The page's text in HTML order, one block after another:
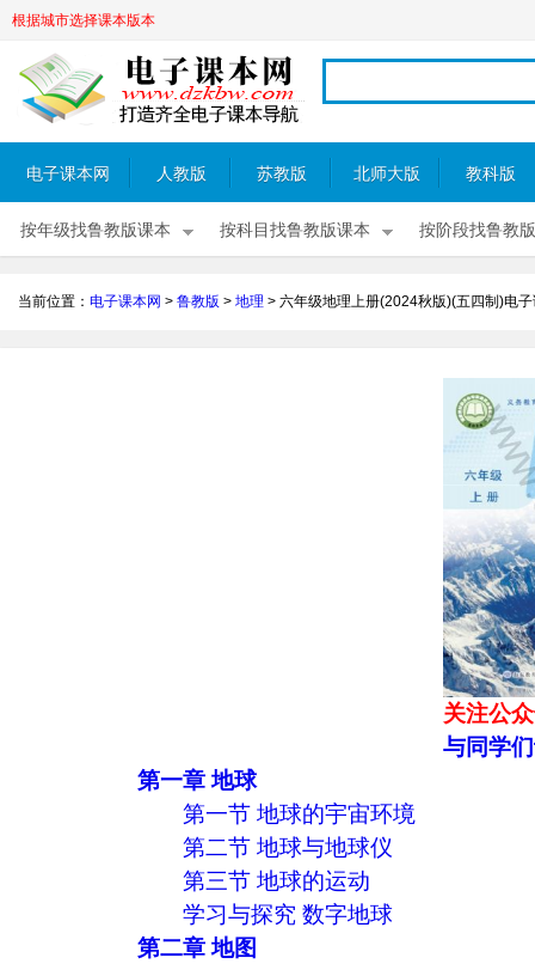
根据城市选择课本版本
电子课本网 人教版 苏教版 北师大版 教科版
按年级找鲁教版课本 按科目找鲁教版课本 按阶段找鲁教
当前位置： 电子课本网 > 鲁教版 > 地理 > 六年级地理上册(2024秋版)(五四制)电
关注公
与同学
第一章 地球
第一节 地球的宇宙环境
第二节 地球与地球仪
第三节 地球的运动
学习与探究 数字地球
第二章 地图